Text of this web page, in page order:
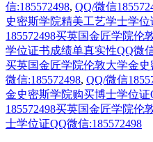
信:185572498, QQ/微信
史密斯学院精美工艺学士学位
185572498买英国金匠学院
学位证书成绩单真实性QQ微
买英国金匠学院伦敦大学金
微信:185572498, QQ/微信
金史密斯学院购买博士学位证
185572498买英国金匠学院
士学位证QQ微信:185572498